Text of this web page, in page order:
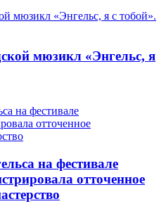
мюзикл «Энгельс, я
на фестивале
отточенное